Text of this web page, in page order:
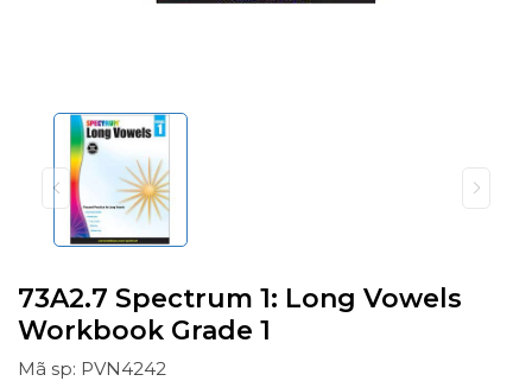
73A2.7 Spectrum 1: Long Vowels
Workbook Grade 1
Mã sp: PVN4242